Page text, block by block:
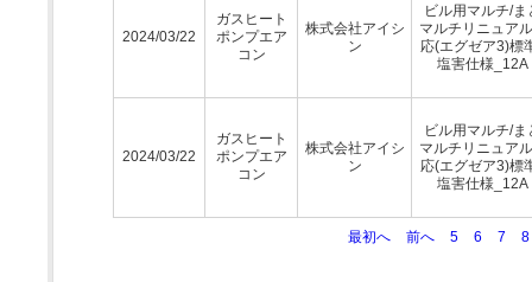
2024/03/22
ガスヒート
ポンプエア
コン
株式会社アイシ
ン
ビル用マルチ/ま
マルチリニュア
応(エグゼア3)標
塩害仕様_12A
2024/03/22
ガスヒート
ポンプエア
コン
株式会社アイシ
ン
ビル用マルチ/ま
マルチリニュア
応(エグゼア3)標
塩害仕様_12A
最初へ 前へ 5 6 7 8